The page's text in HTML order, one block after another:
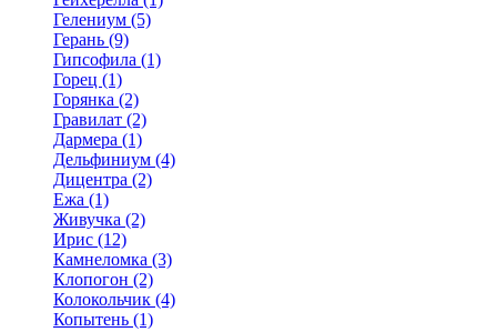
Гелениум (5)
Герань (9)
Гипсофила (1)
Горец (1)
Горянка (2)
Гравилат (2)
Дармера (1)
Дельфиниум (4)
Дицентра (2)
Ежа (1)
Живучка (2)
Ирис (12)
Камнеломка (3)
Клопогон (2)
Колокольчик (4)
Копытень (1)